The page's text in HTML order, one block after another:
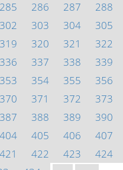
285 286 287 288
302 303 304 305
319 320 321 322
336 337 338 339
353 354 355 356
370 371 372 373
387 388 389 390
404 405 406 407
421 422 423 424